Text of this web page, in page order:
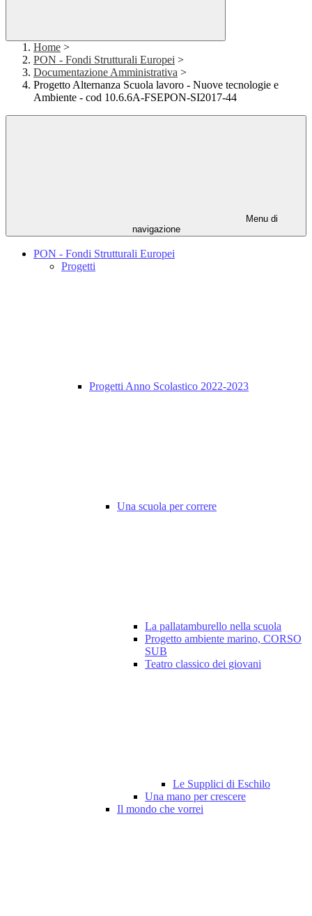
Home >
PON - Fondi Strutturali Europei >
Documentazione Amministrativa >
Progetto Alternanza Scuola lavoro - Nuove tecnologie e
Ambiente - cod 10.6.6A-FSEPON-SI2017-44
Menu di
navigazione
PON - Fondi Strutturali Europei
Progetti
Progetti Anno Scolastico 2022-2023
Una scuola per correre
La pallatamburello nella scuola
Progetto ambiente marino, CORSO
SUB
Teatro classico dei giovani
Le Supplici di Eschilo
Una mano per crescere
Il mondo che vorrei